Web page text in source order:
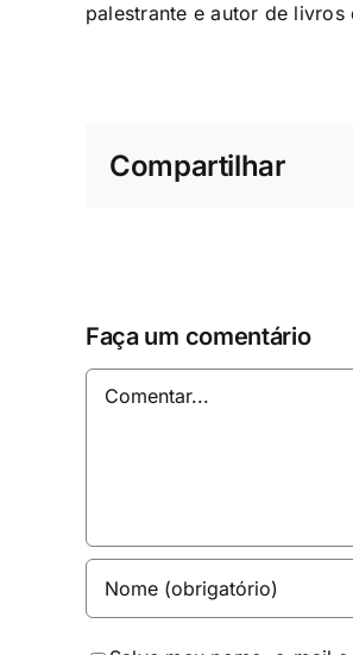
palestrante e autor de livros
Compartilhar
Faça um comentário
Comentar